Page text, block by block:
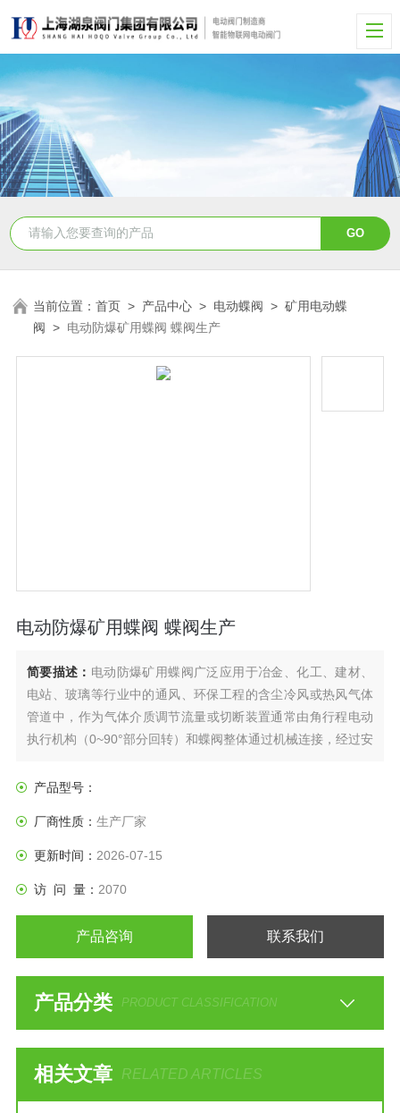
当前位置：首页 > 产品中心 > 电动蝶阀 >矿用电动蝶
阀 > 电动防爆矿用蝶阀 蝶阀生产
电动防爆矿用蝶阀 蝶阀生产
简要描述： 电动防爆矿用蝶阀广泛应用于冶金、化工、建材、
电站、玻璃等行业中的通风、环保工程的含尘冷风或热风气体
管道中，​作为气体介质调节流量或切断装置通常由角行程电动
执行机构（0~90°部分回转）和蝶阀整体通过机械连接，经过安
产品型号：
厂商性质： 生产厂家
更新时间： 2026-07-15
访 问 量： 2070
产品咨询 联系我们
产品分类 PRODUCT CLASSIFICATION
相关文章 RELATED ARTICLES